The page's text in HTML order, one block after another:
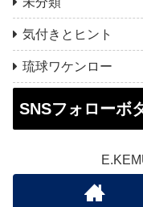
気付きとヒント
琉球ワケンロー
SNSフォローボ